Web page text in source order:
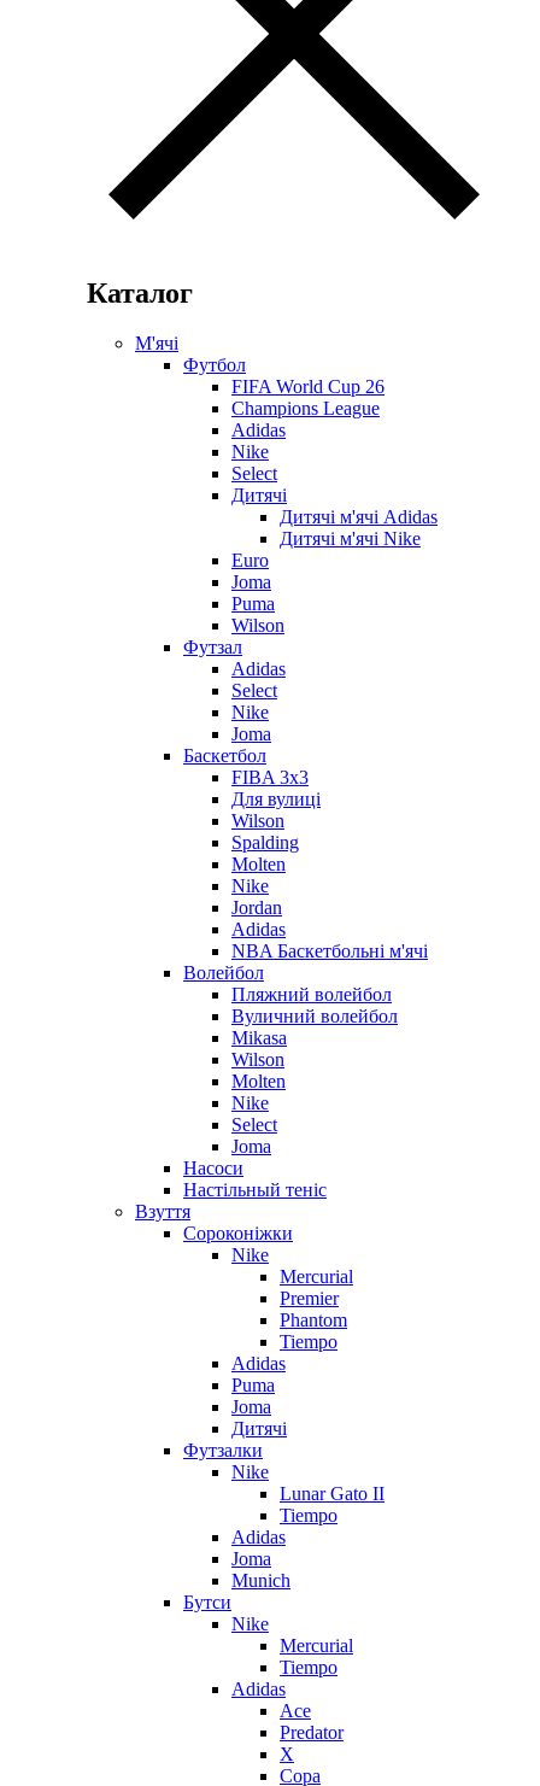
Каталог
М'ячі
Футбол
FIFA World Cup 26
Champions League
Adidas
Nike
Select
Дитячі
Дитячі м'ячі Adidas
Дитячі м'ячі Nike
Euro
Joma
Puma
Wilson
Футзал
Adidas
Select
Nike
Joma
Баскетбол
FIBA 3x3
Для вулиці
Wilson
Spalding
Molten
Nike
Jordan
Adidas
NBA Баскетбольні м'ячі
Волейбол
Пляжний волейбол
Вуличний волейбол
Mikasa
Wilson
Molten
Nike
Select
Joma
Насоси
Настільный теніс
Взуття
Сороконіжки
Nike
Mercurial
Premier
Phantom
Tiempo
Adidas
Puma
Joma
Дитячі
Футзалки
Nike
Lunar Gato II
Tiempo
Adidas
Joma
Munich
Бутси
Nike
Mercurial
Tiempo
Adidas
Ace
Predator
X
Copa